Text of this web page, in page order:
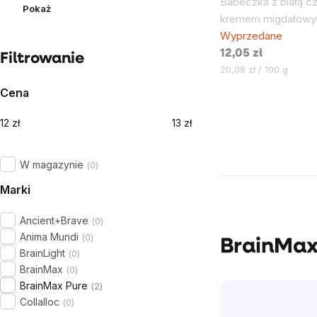
Pokaż
Filtrowanie
Cena
12 zł 13 zł
W magazynie 0
Marki
Ancient+Brave 0
Anima Mundi 0
BrainLight 0
BrainMax 0
BrainMax Pure 2
Collalloc 0
kremem
Wyprzedane
12,05 zł
Cena
20,08 zł / 100 g